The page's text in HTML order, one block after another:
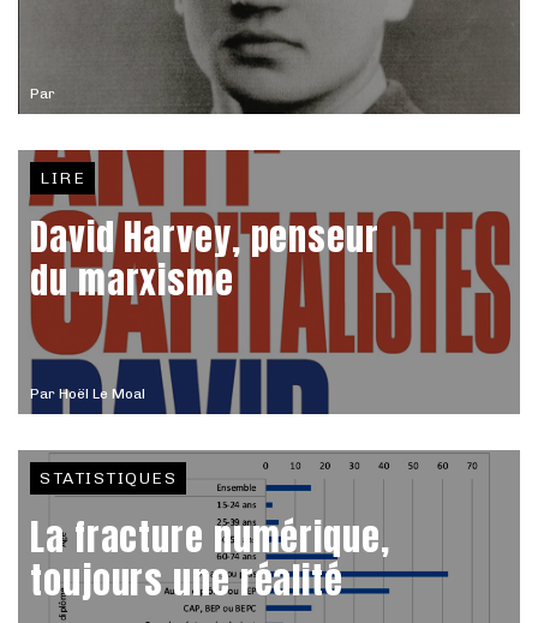
Par
Par Hoël Le Moal
LIRE
David Harvey, penseur
du marxisme
STATISTIQUES
La fracture numérique,
toujours une réalité